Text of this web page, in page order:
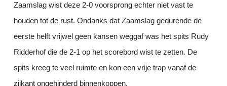
Zaamslag wist deze 2-0 voorsprong echter niet vast te
houden tot de rust. Ondanks dat Zaamslag gedurende de
eerste helft vrijwel geen kansen weggaf was het spits Rudy
Ridderhof die de 2-1 op het scorebord wist te zetten. De
spits kreeg te veel ruimte en kon een vrije trap vanaf de
zijkant ongehinderd binnenkoppen.